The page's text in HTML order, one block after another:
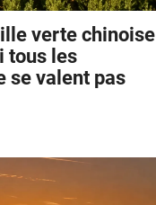
verte chinoise
tous les
se valent pas